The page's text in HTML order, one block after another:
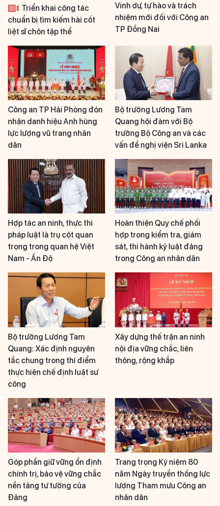
Triển khai công tác
chuẩn bị tìm kiếm hài cốt
liệt sĩ chôn tập thể
Vinh dự, tự hào và trách
nhiệm mới đối với Công an
TP Đồng Nai
Công an TP Hải Phòng đón
nhận danh hiệu Anh hùng
lực lượng vũ trang nhân
dân
Bộ trưởng Lương Tam
Quang hội đàm với Bộ
trưởng Bộ Công an và các
vấn đề nghị viện Sri Lanka
Hợp tác an ninh, thực thi
pháp luật là trụ cột quan
trọng trong quan hệ Việt
Nam - Ấn Độ
Hoàn thiện Quy chế phối
hợp trong kiểm tra, giám
sát, thi hành kỷ luật đảng
trong Công an nhân dân
Bộ trưởng Lương Tam
Quang: Xác định nguyên
tắc chung trong thí điểm
thực hiện chế định luật sư
công
Xây dựng thế trận an ninh
nội địa vững chắc, liên
thông, rộng khắp
Góp phần giữ vững ổn định
chính trị, bảo vệ vững chắc
nền tảng tư tưởng của
Đảng
Trang trọng Kỷ niệm 80
năm Ngày truyền thống lực
lượng Tham mưu Công an
nhân dân